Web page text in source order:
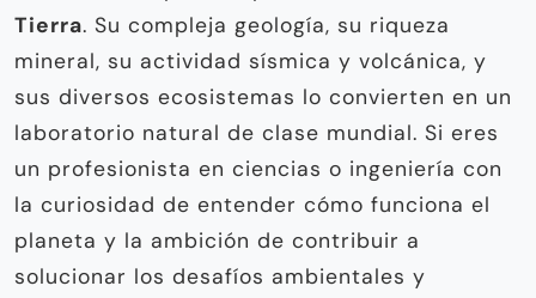
Tierra. Su compleja geología, su riqueza
mineral, su actividad sísmica y volcánica, y
sus diversos ecosistemas lo convierten en un
laboratorio natural de clase mundial. Si eres
un profesionista en ciencias o ingeniería con
la curiosidad de entender cómo funciona el
planeta y la ambición de contribuir a
solucionar los desafíos ambientales y